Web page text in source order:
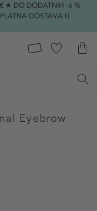
★ DO DODATNIH -6 %
DOSTAVA U
Eyebrow